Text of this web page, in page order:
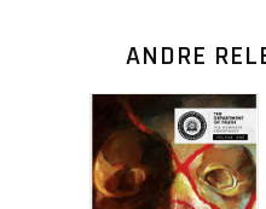
ANDRE